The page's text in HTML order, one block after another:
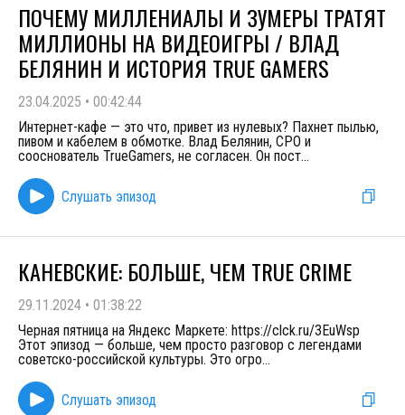
ПОЧЕМУ МИЛЛЕНИАЛЫ И ЗУМЕРЫ ТРАТЯТ
МИЛЛИОНЫ НА ВИДЕОИГРЫ / ВЛАД
БЕЛЯНИН И ИСТОРИЯ TRUE GAMERS
23.04.2025 • 00:42:44
Интернет-кафе — это что, привет из нулевых? Пахнет пылью,
пивом и кабелем в обмотке. Влад Белянин, CPO и
сооснователь TrueGamers, не согласен. Он пост...
Слушать эпизод
КАНЕВСКИЕ: БОЛЬШЕ, ЧЕМ TRUE CRIME
29.11.2024 • 01:38:22
Черная пятница на Яндекс Маркете: https://clck.ru/3EuWsp
Этот эпизод — больше, чем просто разговор с легендами
советско-российской культуры. Это огро...
Слушать эпизод